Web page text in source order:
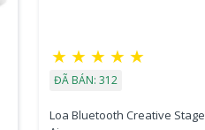
★ ★ ★ ★ ★
ĐÃ BÁN: 312
Loa Bluetooth Creative Stage